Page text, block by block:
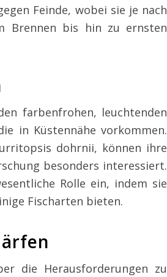
Feinde, wobei sie je nach
Brennen bis hin zu ernsten
farbenfrohen, leuchtenden
in Küstennähe vorkommen.
dohrnii, können ihre
besonders interessiert.
Rolle ein, indem sie
Fischarten bieten.
die Herausforderungen zu